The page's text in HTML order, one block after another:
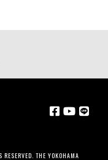
THE YOKOHAMA